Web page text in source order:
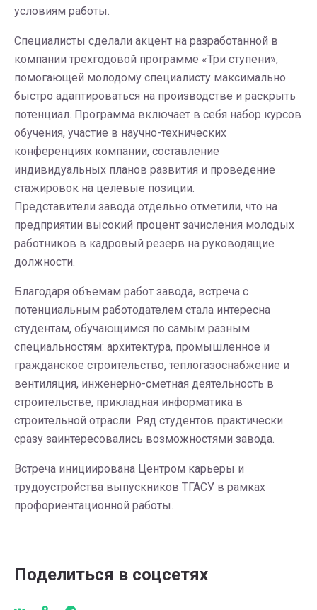
условиям работы.
Специалисты сделали акцент на разработанной в
компании трехгодовой программе «Три ступени»,
помогающей молодому специалисту максимально
быстро адаптироваться на производстве и раскрыть
потенциал. Программа включает в себя набор курсов
обучения, участие в научно-технических
конференциях компании, составление
индивидуальных планов развития и проведение
стажировок на целевые позиции.
Представители завода отдельно отметили, что на
предприятии высокий процент зачисления молодых
работников в кадровый резерв на руководящие
должности.
Благодаря объемам работ завода, встреча с
потенциальным работодателем стала интересна
студентам, обучающимся по самым разным
специальностям: архитектура, промышленное и
гражданское строительство, теплогазоснабжение и
вентиляция, инженерно-сметная деятельность в
строительстве, прикладная информатика в
строительной отрасли. Ряд студентов практически
сразу заинтересовались возможностями завода.
Встреча инициирована Центром карьеры и
трудоустройства выпускников ТГАСУ в рамках
профориентационной работы.
Поделиться в соцсетях